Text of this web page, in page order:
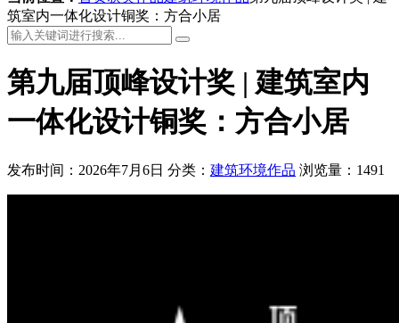
筑室内一体化设计铜奖：方合小居
第九届顶峰设计奖 | 建筑室内
一体化设计铜奖：方合小居
发布时间：2026年7月6日 分类： 建筑环境作品 浏览量：1491